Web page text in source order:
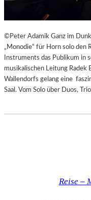
©Peter Adamik Ganz im
„Monodie“ für Horn solo den
Instruments das Publikum in
musikalischen Leitung Radek
Wallendorfs gelang eine
Saal. Vom Solo über Duos,
Reise –